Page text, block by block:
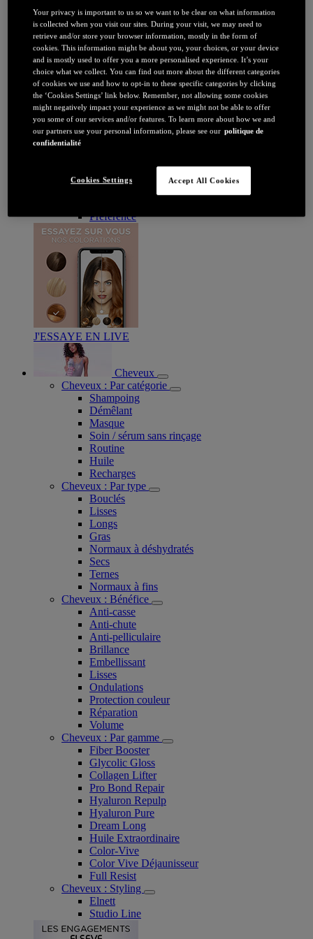
Brune / Noire
Rousse / Auburn
Eclaircissant
Tie & dye et balayage
Retouche racines
Flashy
Par durée
Permanente
Temporaire
Coloration : Par gamme
Age Perfect
Coloration Homme
Cool Silver
Préférence
J'ESSAYE EN LIVE
Cheveux
Cheveux : Par catégorie
Shampoing
Démêlant
Masque
Soin / sérum sans rinçage
Routine
Huile
Recharges
Cheveux : Par type
Bouclés
Lisses
Longs
Gras
Normaux à déshydratés
Secs
Ternes
Normaux à fins
Cheveux : Bénéfice
Anti-casse
Anti-chute
Anti-pelliculaire​
Brillance
Embellissant
Lisses
Ondulations
Protection couleur​
Réparation
Volume
Cheveux : Par gamme
Fiber Booster
Glycolic Gloss
Collagen Lifter
Pro Bond Repair
Hyaluron Repulp
Hyaluron Pure
Dream Long
Huile Extraordinaire
Color-Vive
Color Vive Déjaunisseur
Full Resist
Cheveux : Styling
Elnett
Studio Line
Your privacy is important to us so we want to be clear on what information
is collected when you visit our sites. During your visit, we may need to
retrieve and/or store your browser information, mostly in the form of
cookies. This information might be about you, your choices, or your device
and is mostly used to offer you a more personalised experience. It’s your
choice what we collect. You can find out more about the different categories
of cookies we use and how to opt-in to these specific categories by clicking
the ‘Cookies Settings’ link below. Remember, not allowing some cookies
might negatively impact your experience as we might not be able to offer
you some of our services and/or features. To learn more about how we and
our partners use your personal information, please see our politique de
confidentialité
Cookies Settings Accept All Cookies